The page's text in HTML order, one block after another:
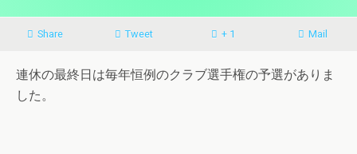
Share Tweet + 1 Mail
連休の最終日は毎年恒例のクラブ選手権の予選がありま
した。